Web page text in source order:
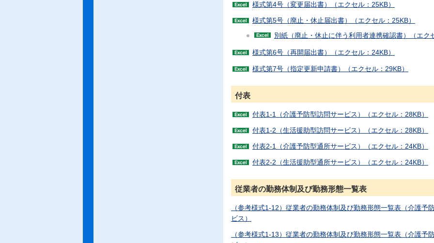
様式第4号（変更届出書）（エクセル：25KB）
様式第5号（廃止・休止届出書）（エクセル：25KB）
別紙（廃止・休止に伴う利用者連携確認書）（エク
様式第6号（再開届出書）（エクセル：24KB）
様式第7号（指定更新申請書）（エクセル：29KB）
付表
付表1-1（介護予防型訪問サービス）（エクセル：28KB）
付表1-2（生活援助型訪問サービス）（エクセル：28KB）
付表2-1（介護予防型通所サービス）（エクセル：24KB）
付表2-2（生活援助型通所サービス）（エクセル：24KB）
従業者の勤務体制及び勤務形態一覧表
（参考様式1-12）従業者の勤務体制及び勤務形態一覧表（介護予
ビス）
（参考様式1-13）従業者の勤務体制及び勤務形態一覧表（介護予